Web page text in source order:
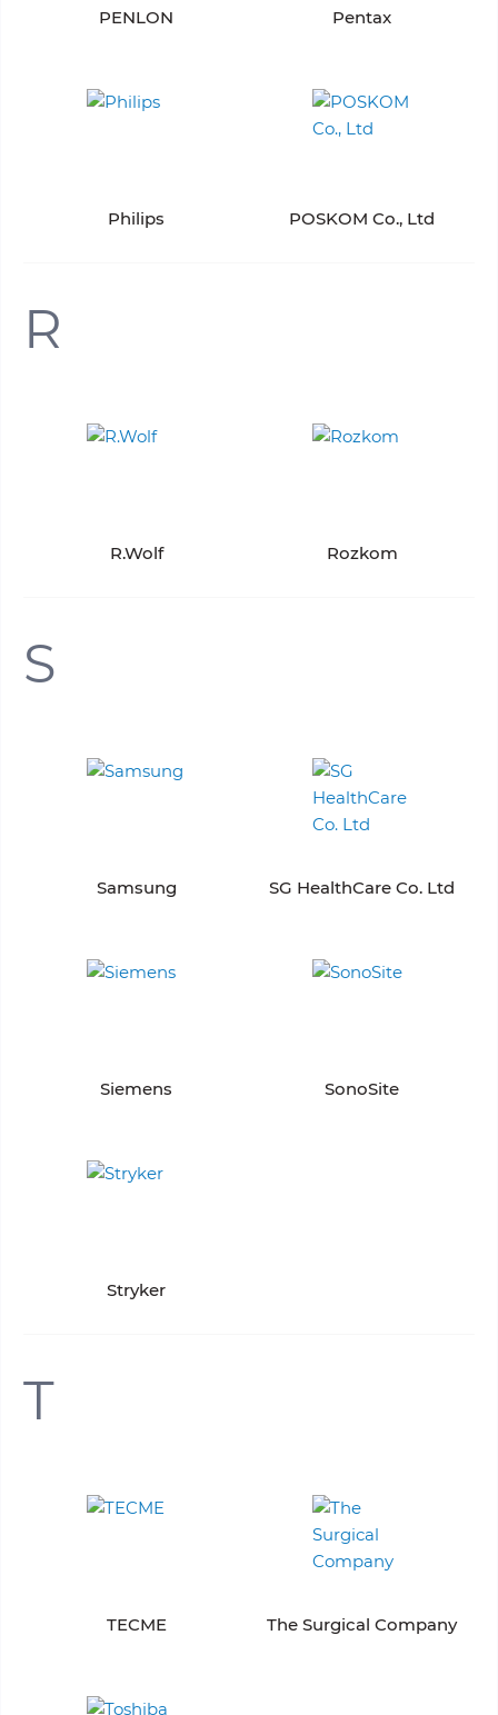
PENLON Pentax
Philips POSKOM Co., Ltd
R
R.Wolf Rozkom
S
Samsung SG HealthCare Co. Ltd
Siemens SonoSite
Stryker
T
TECME The Surgical Company